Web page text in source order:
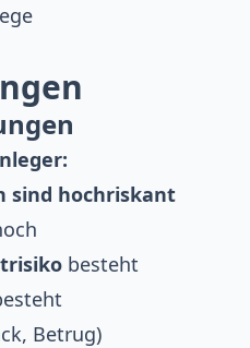
sind hochriskant
besteht
Betrug)